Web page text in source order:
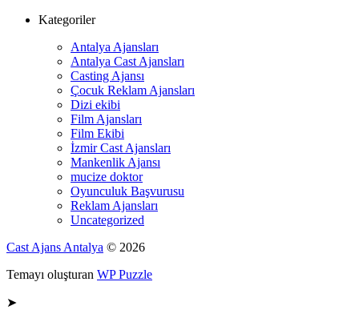
Kategoriler
Antalya Ajansları
Antalya Cast Ajansları
Casting Ajansı
Çocuk Reklam Ajansları
Dizi ekibi
Film Ajansları
Film Ekibi
İzmir Cast Ajansları
Mankenlik Ajansı
mucize doktor
Oyunculuk Başvurusu
Reklam Ajansları
Uncategorized
Cast Ajans Antalya © 2026
Temayı oluşturan WP Puzzle
➤